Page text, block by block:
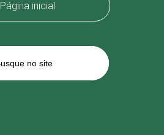
Página inicial